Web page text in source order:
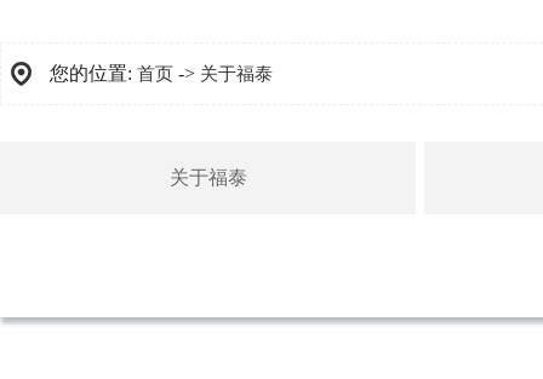
您的位置: 首页 -> 关于福泰
关于福泰